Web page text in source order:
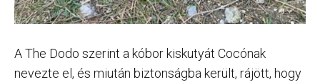
A The Dodo szerint a kóbor kiskutyát Cocónak
nevezte el, és miután biztonságba került, rájött, hogy